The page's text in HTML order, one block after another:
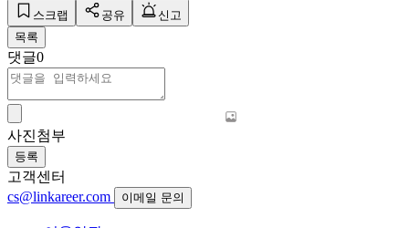
스크랩 공유
신고
목록
댓글0
사진첨부
등록
고객센터
cs@linkareer.com
이메일 문의